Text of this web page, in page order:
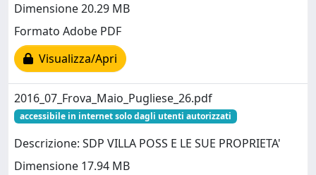
Dimensione 20.29 MB
Formato Adobe PDF
Visualizza/Apri
2016_07_Frova_Maio_Pugliese_26.pdf
accessibile in internet solo dagli utenti autorizzati
Descrizione: SDP VILLA POSS E LE SUE PROPRIETA'
Dimensione 17.94 MB